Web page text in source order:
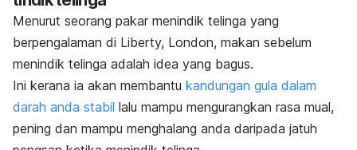
Menurut seorang pakar menindik telinga yang
berpengalaman di Liberty, London, makan sebelum
menindik telinga adalah idea yang bagus.
Ini kerana ia akan membantu kandungan gula dalam
darah anda stabil lalu mampu mengurangkan rasa mual,
pening dan mampu menghalang anda daripada jatuh